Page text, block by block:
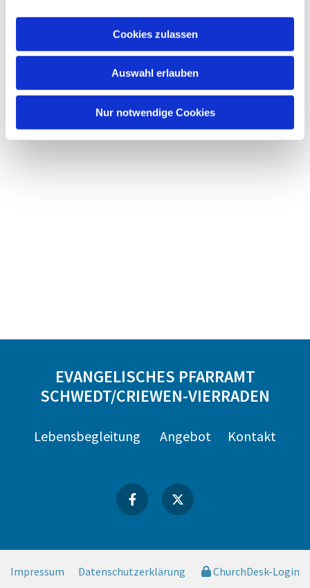
Cookies zulassen
Auswahl erlauben
Nur notwendige Cookies
EVANGELISCHES PFARRAMT
SCHWEDT/CRIEWEN-VIERRADEN
Lebensbegleitung Angebot Kontakt
Impressum Datenschutzerklärung ChurchDesk-Login